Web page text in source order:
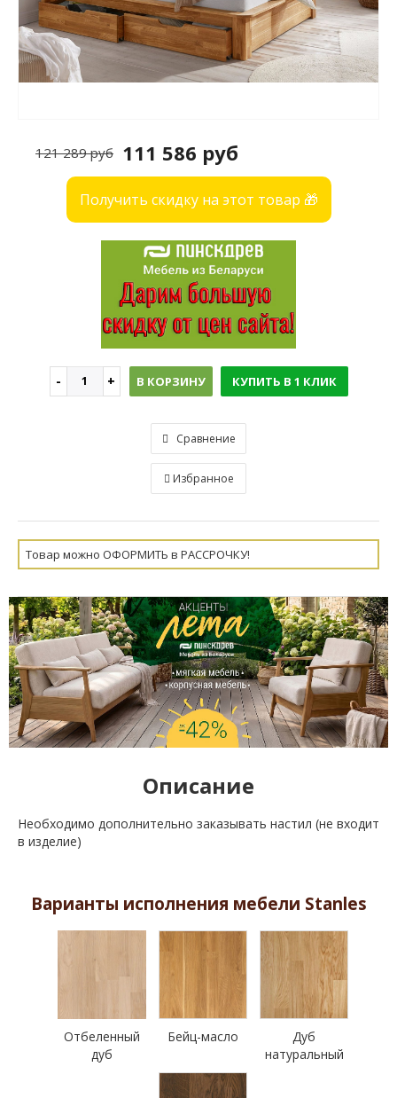
111 586 руб
121 289 руб
Получить скидку на этот товар 🎁
В КОРЗИНУ КУПИТЬ В 1 КЛИК
Сравнение
Избранное
Товар можно ОФОРМИТЬ в РАССРОЧКУ!
Описание
Необходимо дополнительно заказывать настил (не входит
в изделие)
Варианты исполнения мебели Stanles
Отбеленный
дуб
Бейц-масло
Дуб
натуральный